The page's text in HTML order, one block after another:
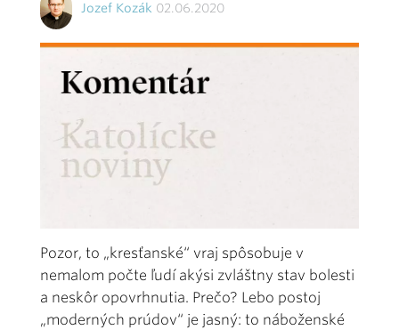
Jozef Kozák 02.06.2020
Pozor, to „kresťanské“ vraj spôsobuje v
nemalom počte ľudí akýsi zvláštny stav bolesti
a neskôr opovrhnutia. Prečo? Lebo postoj
„moderných prúdov“ je jasný: to náboženské